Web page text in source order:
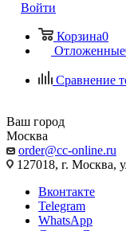
Войти
Корзина0
Отложенные
Сравнение
Ваш город
Москва
order@cc-online.ru
127018, г. Москва,
Вконтакте
Telegram
WhatsApp